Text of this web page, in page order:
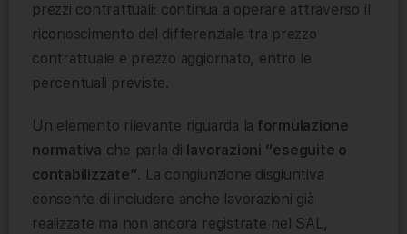
prezzi contrattuali: continua a operare attraverso il
riconoscimento del differenziale tra prezzo
contrattuale e prezzo aggiornato, entro le
percentuali previste.
Un elemento rilevante riguarda la formulazione
normativa che parla di lavorazioni “eseguite o
contabilizzate”. La congiunzione disgiuntiva
consente di includere anche lavorazioni già
realizzate ma non ancora registrate nel SAL,